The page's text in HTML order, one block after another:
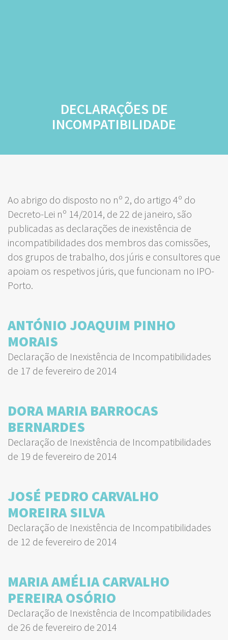
DECLARAÇÕES DE
INCOMPATIBILIDADE
Ao abrigo do disposto no nº 2, do artigo 4º do
Decreto-Lei nº 14/2014, de 22 de janeiro, são
publicadas as declarações de inexistência de
incompatibilidades dos membros das comissões,
dos grupos de trabalho, dos júris e consultores que
apoiam os respetivos júris, que funcionam no IPO-
Porto.
ANTÓNIO JOAQUIM PINHO
MORAIS
Declaração de Inexistência de Incompatibilidades
de 17 de fevereiro de 2014
DORA MARIA BARROCAS
BERNARDES
Declaração de Inexistência de Incompatibilidades
de 19 de fevereiro de 2014
JOSÉ PEDRO CARVALHO
MOREIRA SILVA
Declaração de Inexistência de Incompatibilidades
de 12 de fevereiro de 2014
MARIA AMÉLIA CARVALHO
PEREIRA OSÓRIO
Declaração de Inexistência de Incompatibilidades
de 26 de fevereiro de 2014